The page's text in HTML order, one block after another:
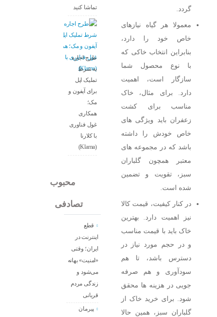
گردد.
معمولا هر گیاه نیازهای
خاص خود را دارد،
بنابراین انتخاب خاکی که
با نوع محصول شما
سازگار است، اهمیت
دارد. برای مثال، خاک
مناسب برای کشت
زعفران باید ویژگی‌ های
خاص خودش را داشته
باشد که در مجموعه‌ های
معتبر همچون گلباران
سبز، تقویت و تضمین
شده است.
در کنار کیفیت، قیمت کالا
نیز اهمیت دارد. بهترین
خاک باید با قیمت مناسب
و در حجم مورد نیاز در
دسترس باشد، تا هم
سودآوری و هم صرفه‌
جویی در هزینه ‌ها محقق
شود. برای خرید خاک از
گلباران سبز، همین حالا
تماشا کنید
طرح اجاره
به شرط
تملیک اپل
برای آیفون و
مک؛
همکاری
غول فناوری
با کلارنا
(Klarna)
جدیدمحبوب
تصادفی
قطع
اینترنت در
ایران؛ وقتی
«امنیت» بهانه
می‌شود و
زندگی مردم
قربانی
پیرمان